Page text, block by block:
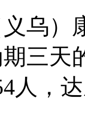
乌
三天
人，